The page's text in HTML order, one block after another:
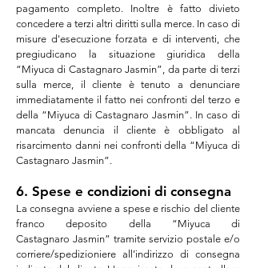
pagamento completo. Inoltre è fatto divieto
concedere a terzi altri diritti sulla merce. In caso di
misure d'esecuzione forzata e di interventi, che
pregiudicano la situazione giuridica della
“Miyuca di CastagnaroJasmin”, da parte di terzi
sulla merce, il cliente è tenuto a denunciare
immediatamente il fatto nei confronti del terzo e
della “Miyuca di Castagnaro Jasmin”. In caso di
mancata denuncia il cliente è obbligato al
risarcimento danni nei confronti della “Miyuca di
Castagnaro Jasmin”.
6. Spese e condizioni di consegna
La consegna avviene a spese e rischio del cliente
franco deposito della “Miyuca di
Castagnaro Jasmin” tramite servizio postale e/o
corriere/spedizioniere all’indirizzo di consegna